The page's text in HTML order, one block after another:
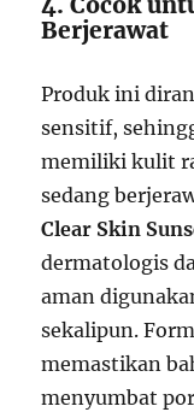
Berjerawat
Produk ini
sensitif,
memiliki kulit
sedang
Clear Skin
dermatologis
aman
sekalipun.
memastikan
menyumbat